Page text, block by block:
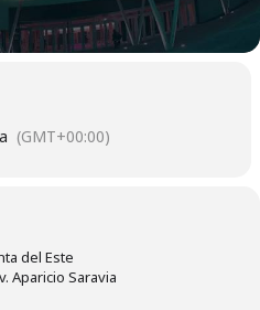
(GMT+00:00)
del Este
Aparicio Saravia